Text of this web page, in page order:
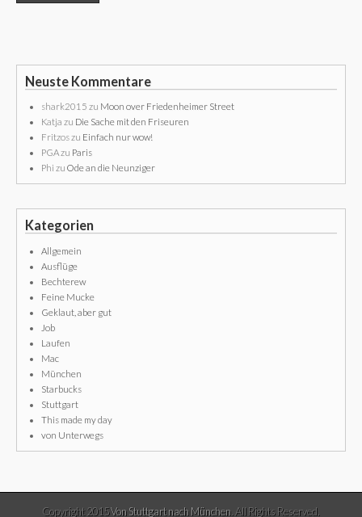
Neuste Kommentare
shark2015 zu Moon over Friedenheimer Street
Katja zu Die Sache mit den Friseuren
Fritzoszu Einfach nur wow!
PGAzu Paris
Phi zu Ode an die Neunziger
Kategorien
Allgemein
Ausflüge
Bechterew
Feine Mucke
Geklaut, aber gut
Job
Laufen
Mac
München
Starbucks
Stuttgart
This made my day
von Unterwegs
Copyright 2015Von Stuttgart nach München . All Rights Reserved.